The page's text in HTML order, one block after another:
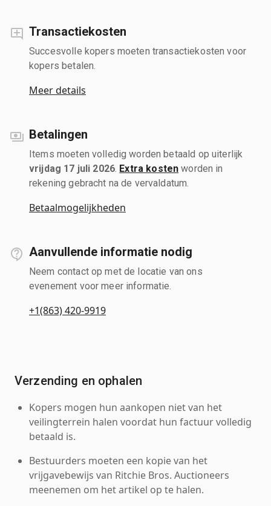
Transactiekosten
Succesvolle kopers moeten transactiekosten voor
kopers betalen.
Meer details
Betalingen
Items moeten volledig worden betaald op uiterlijk
vrijdag 17 juli 2026 Extra kosten worden in
rekening gebracht na de vervaldatum.
Betaalmogelijkheden
Aanvullende informatie nodig
Neem contact op met de locatie van ons
evenement voor meer informatie.
+1(863) 420-9919
Verzending en ophalen
Kopers mogen hun aankopen niet van het
veilingterrein halen voordat hun factuur volledig
betaald is.
Bestuurders moeten een kopie van het
vrijgavebewijs van Ritchie Bros. Auctioneers
meenemen om het artikel op te halen.